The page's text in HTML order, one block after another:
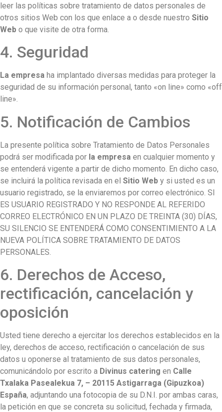
leer las políticas sobre tratamiento de datos personales de
otros sitios Web con los que enlace a o desde nuestro Sitio
Web o que visite de otra forma.
4. Seguridad
La empresa ha implantado diversas medidas para proteger la
seguridad de su información personal, tanto «on line» como «off
line».
5. Notificación de Cambios
La presente política sobre Tratamiento de Datos Personales
podrá ser modificada por la empresa en cualquier momento y
se entenderá vigente a partir de dicho momento. En dicho caso,
se incluirá la política revisada en el Sitio Web y si usted es un
usuario registrado, se la enviaremos por correo electrónico. SI
ES USUARIO REGISTRADO Y NO RESPONDE AL REFERIDO
CORREO ELECTRÓNICO EN UN PLAZO DE TREINTA (30) DÍAS,
SU SILENCIO SE ENTENDERÁ COMO CONSENTIMIENTO A LA
NUEVA POLÍTICA SOBRE TRATAMIENTO DE DATOS
PERSONALES.
6. Derechos de Acceso,
rectificación, cancelación y
oposición
Usted tiene derecho a ejercitar los derechos establecidos en la
ley, derechos de acceso, rectificación o cancelación de sus
datos u oponerse al tratamiento de sus datos personales,
comunicándolo por escrito a Divinus catering en Calle
Txalaka Pasealekua 7, – 20115 Astigarraga (Gipuzkoa)
España, adjuntando una fotocopia de su D.N.I. por ambas caras,
la petición en que se concreta su solicitud, fechada y firmada,